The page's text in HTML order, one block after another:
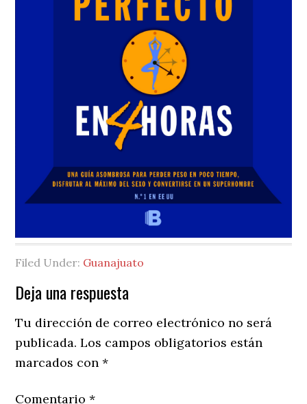
Filed Under: Guanajuato
Reader
Interactions
Deja una respuesta
Tu dirección de correo electrónico no será
publicada. Los campos obligatorios están
marcados con*
Comentario*